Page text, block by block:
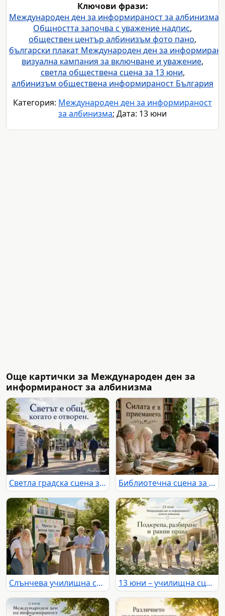
Ключови фрази:
Международен ден за информираност за албинизма
Общността започва с уважение надпис,
обществен център албинизъм фото пано,
български плакат Международен ден за
визуална кампания за включване и уважение,
светла обществена сцена за 13 юни,
албинизъм обществена информираност България
Категория: Международен ден за информираност
за албинизма; Дата: 13 юни
Още картички за Международен ден за
информираност за албинизма
Светла градска сцена за 13 юни с послание за откритост и общност Библиотечна сцена за 13 юни с надпис „Силата е в приемането.“
Слънчева училищна сцена за 13 юни с надпис „Място за всеки сред нас“ 13 юни – училищна сцена с послание за подкрепа, разбиране и равни права